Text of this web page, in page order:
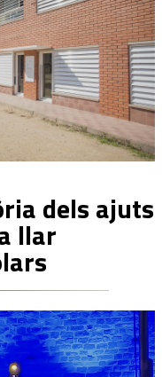
dels ajuts
llar